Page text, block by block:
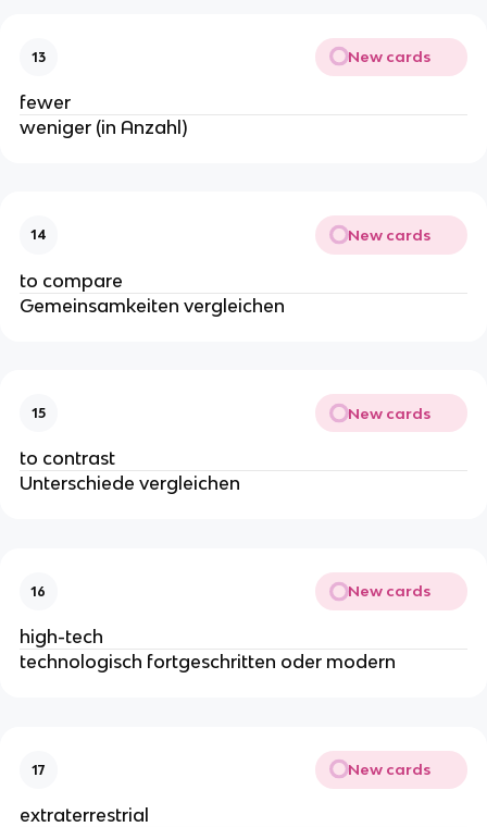
13 New cards
fewer
weniger (in Anzahl)
14 New cards
to compare
Gemeinsamkeiten vergleichen
15 New cards
to contrast
Unterschiede vergleichen
16 New cards
high-tech
technologisch fortgeschritten oder modern
17 New cards
extraterrestrial